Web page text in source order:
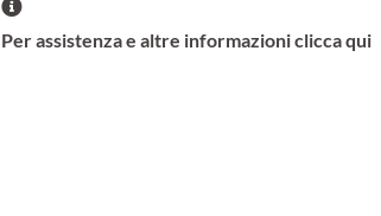
Per assistenza e altre informazioni clicca qui